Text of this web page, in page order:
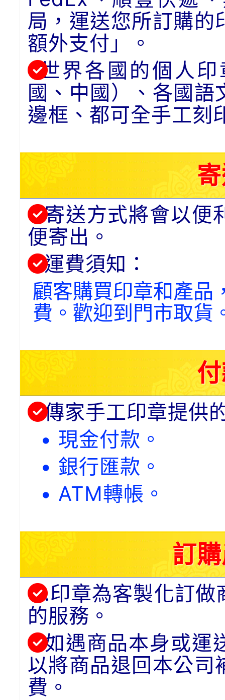
局，運送您所訂購的
額外支付」。
世界各國的個人
國、中國）、各國
邊框、都可全手工刻
寄送方式將會以便
便寄出。
運費須知：
顧客購買印章和產品
費。歡迎到門市取貨
傳家手工印章提供
• 現金付款。
• 銀行匯款。
• ATM轉帳。
訂
.印章為客製化訂做
的服務。
如遇商品本身或運
以將商品退回本公司
費。